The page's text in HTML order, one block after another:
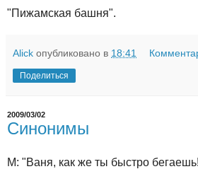
"Пижамская башня".
Alick опубликовано в 18:41
Поделиться
2009/03/02
Синонимы
М: "Ваня, как же ты быстро